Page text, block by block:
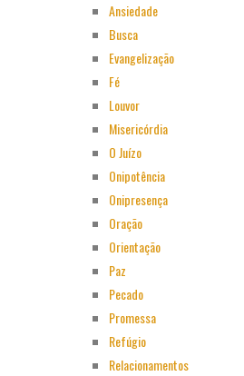
Ansiedade
Busca
Evangelização
Fé
Louvor
Misericórdia
O Juízo
Onipotência
Onipresença
Oração
Orientação
Paz
Pecado
Promessa
Refúgio
Relacionamentos